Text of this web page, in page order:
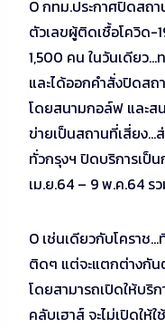
O กทม.ประกาศปิดสถ
ตัวเลขผู้ติดเชื้อโควิด-
1,500 คน ในวันเดียว…
และได้ออกคำสั่งปิดสถ
โดยสนามกอล์ฟ และส
ข่ายเป็นสถานที่เสี่ยง
ทั่วกรุงฯ ปิดบริการเป็
เม.ย.64 – 9 พ.ค.64 รว
O เช่นเดียวกับโคราช
ติดๆ แต่จะแตกต่างกัน
โดยสามารถเปิดให้บริ
คลับเฮาส์ จะไม่เปิดให้